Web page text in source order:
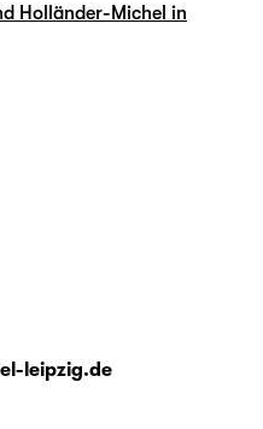
Holländer-Michel in
leipzig.de